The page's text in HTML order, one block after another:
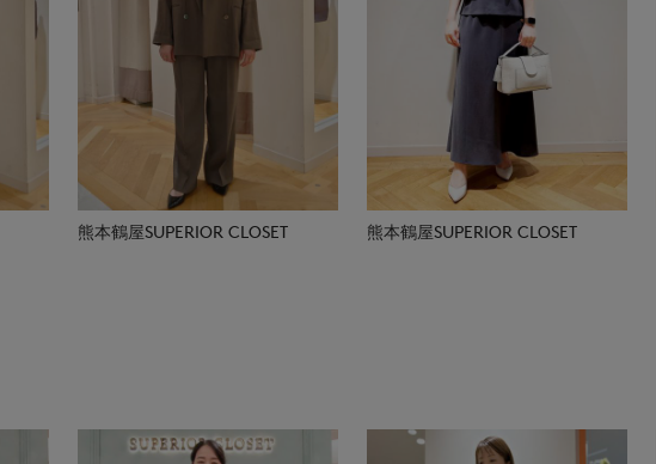
熊本鶴屋SUPERIOR CLOSET 熊本鶴屋SUPERIOR CLOSET